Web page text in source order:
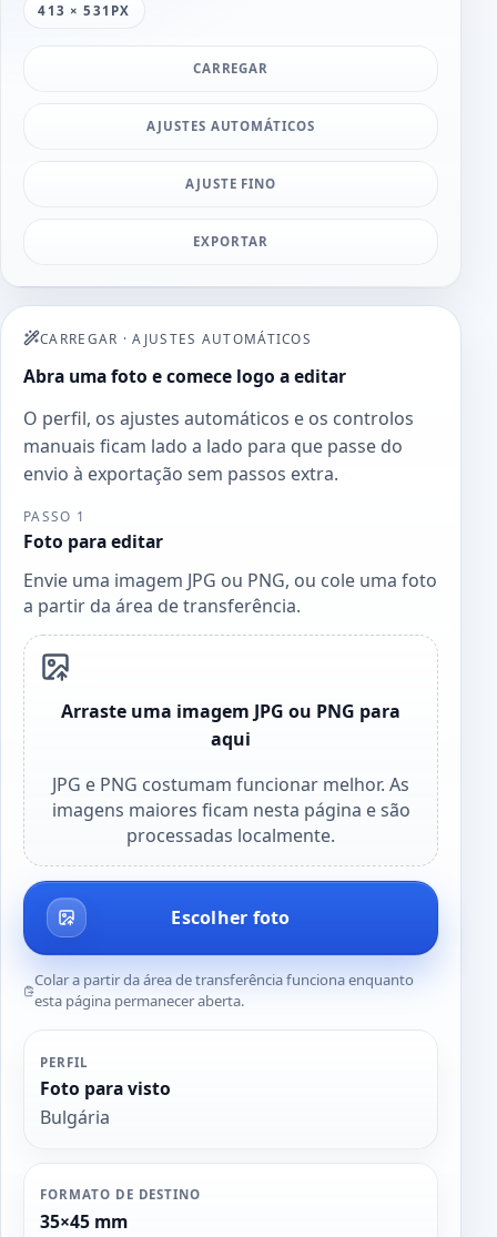
413 × 531PX
CARREGAR
AJUSTES AUTOMÁTICOS
AJUSTE FINO
EXPORTAR
CARREGAR ·AJUSTES AUTOMÁTICOS
Abra uma foto e comece logo a editar
O perfil, os ajustes automáticos e os controlos
manuais ficam lado a lado para que passe do
envio à exportação sem passos extra.
PASSO 1
Foto para editar
Envie uma imagem JPG ou PNG, ou cole uma foto
a partir da área de transferência.
Arraste uma imagem JPG ou PNG para
aqui
JPG e PNG costumam funcionar melhor. As
imagens maiores ficam nesta página e são
processadas localmente.
Escolher foto
Colar a partir da área de transferência funciona enquanto
esta página permanecer aberta.
PERFIL
Foto para visto
Bulgária
FORMATO DE DESTINO
35×45 mm